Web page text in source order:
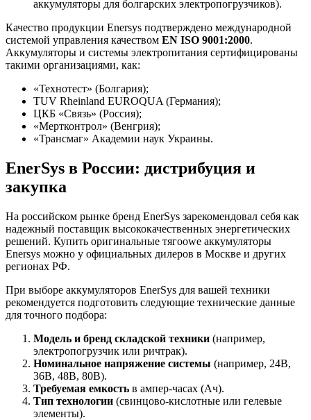
аккумуляторы для болгарских электропогрузчиков).
Качество продукции Enersys подтверждено международной
системой управления качеством EN ISO 9001:2000.
Аккумуляторы и системы электропитания сертифицированы
такими организациями, как:
«Технотест» (Болгария);
TUV Rheinland EUROQUA (Германия);
ЦКБ «Связь» (Россия);
«Мертконтрол» (Венгрия);
«Трансмаг» Академии наук Украины.
EnerSys в России: дистрибуция и
закупка
На российском рынке бренд EnerSys зарекомендовал себя как
надежный поставщик высококачественных энергетических
решений. Купить оригинальные тягоowe аккумуляторы
Enersys можно у официальных дилеров в Москве и других
регионах РФ.
При выборе аккумуляторов EnerSys для вашей техники
рекомендуется подготовить следующие технические данные
для точного подбора:
Модель и бренд складской техники (например,
электропогрузчик или ричтрак).
Номинальное напряжение системы (например, 24В,
36В, 48В, 80В).
Требуемая емкость в ампер-часах (Ач).
Тип технологии (свинцово-кислотные или гелевые
элементы).